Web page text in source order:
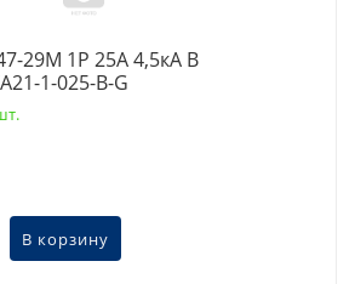
29М 1P 25А 4,5кА B
1-025-B-G
В корзину